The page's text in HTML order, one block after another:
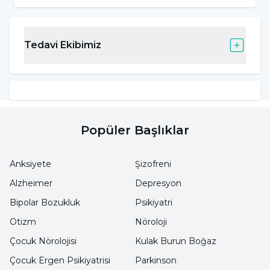
ay çekirdeği..)
kuru fasulye..)
Sebzeler (brokoli, taze fasulye, enginar,
karides..)
Bitter çikolata
Hindistan cevizi
Meyveler (muz, çilek, incir..)
Domates
Tedavi Ekibimiz
Popüler Başlıklar
Anksiyete
Alzheimer
Bipolar Bozukluk
Otizm
Çocuk Nörolojisi
Şizofreni
Depresyon
Psikiyatri
Nöroloji
Kulak Burun Boğaz
Çocuk Ergen Psikiyatrisi
Parkinson